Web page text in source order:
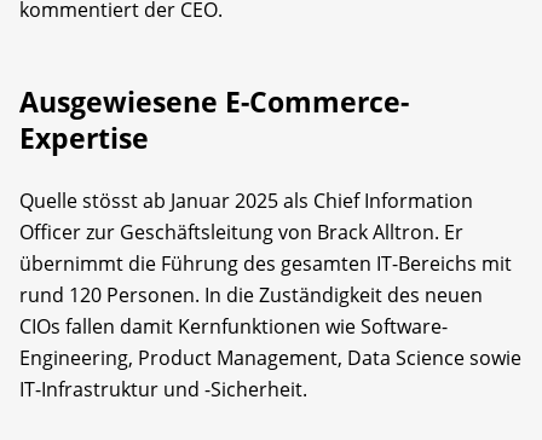
kommentiert der CEO.
Ausgewiesene E-Commerce-
Expertise
Quelle stösst ab Januar 2025 als Chief Information
Officer zur Geschäftsleitung von Brack Alltron. Er
übernimmt die Führung des gesamten IT-Bereichs mit
rund 120 Personen. In die Zuständigkeit des neuen
CIOs fallen damit Kernfunktionen wie Software-
Engineering, Product Management, Data Science sowie
IT-Infrastruktur und -Sicherheit.